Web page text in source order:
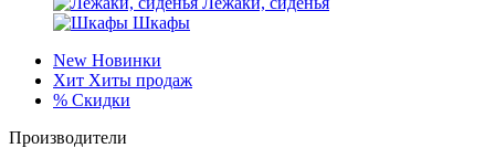
Шкафы
New Новинки
Хит Хиты продаж
% Скидки
Производители